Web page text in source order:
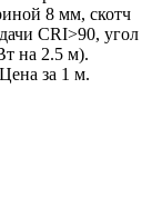
8 мм, скотч
CRI>90, угол
на 2.5 м).
за 1 м.